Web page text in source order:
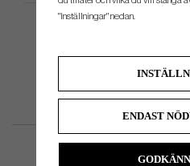
"Inställningar" nedan.
ENDAST